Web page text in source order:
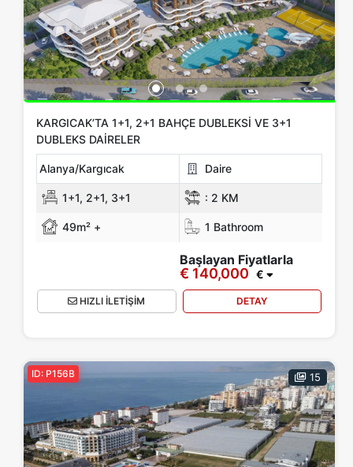
KARGICAK’TA 1+1, 2+1 BAHÇE DUBLEKSI VE 3+1
DUBLEKS DAIRELER
Alanya/Kargıcak Daire
1+1, 2+1, 3+1 : 2 KM
49m² + 1 Bathroom
Başlayan Fiyatlarla
€ 140,000 €
HIZLI İLETİŞİM DETAY
15
ID: P156B